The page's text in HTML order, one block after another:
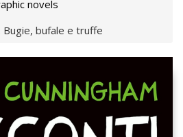
novels
Bugie, bufale e truffe